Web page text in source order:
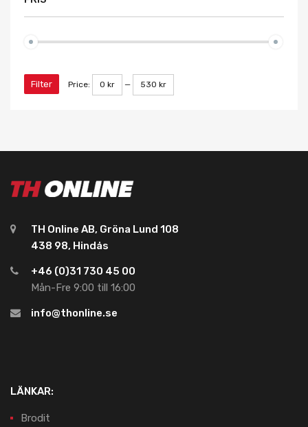
Filter Price: 0 kr — 530 kr
TH Online AB, Gröna Lund 108
438 98, Hindås
+46 (0)31 730 45 00
Mån-Fre 9:00 till 16:00
info@thonline.se
LÄNKAR:
Brodit